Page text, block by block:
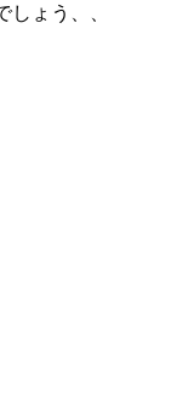
ょう、、